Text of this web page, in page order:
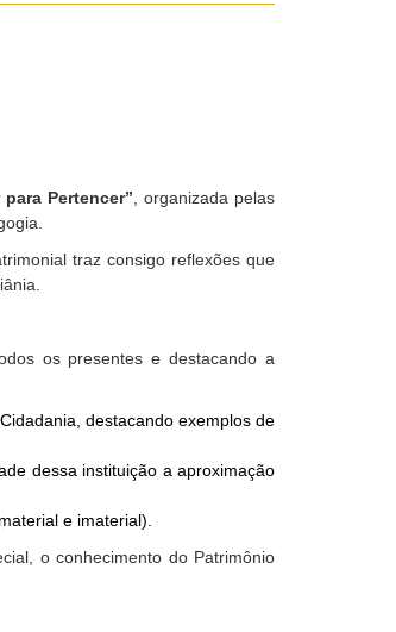
Pertencer” , organizada pelas
traz consigo reflexões que
os presentes e destacando a
destacando exemplos de
dessa instituição a aproximação
e imaterial).
o conhecimento do Patrimônio